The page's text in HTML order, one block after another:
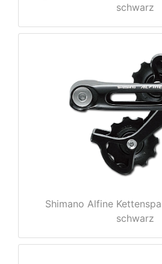
schwarz
Shimano Alfine
schwarz